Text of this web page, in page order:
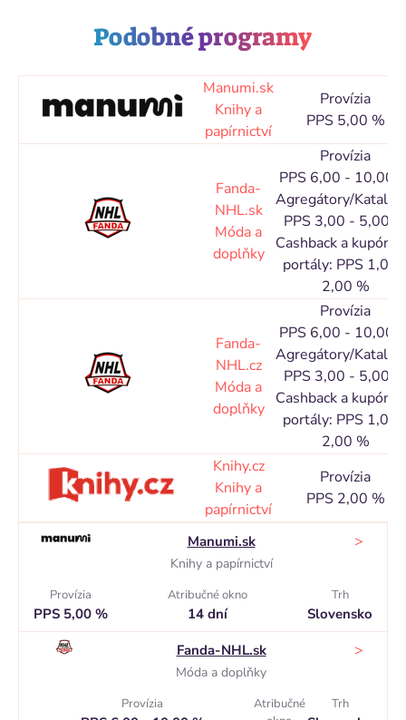
Podobné programy
Manumi.sk
Knihy a
papírnictví
Provízia
PPS 5,00 %
Fanda-
NHL.sk
Móda a
doplňky
Provízia
PPS 6,00 - 10,00
Agregátory/
PPS 3,00 - 5,00 %
Cashback a
portály: PPS 1,00
2,00 %
Fanda-
NHL.cz
Móda a
doplňky
Provízia
PPS 6,00 - 10,00
Agregátory/
PPS 3,00 - 5,00 %
Cashback a
portály: PPS 1,00
2,00 %
Knihy.cz
Knihy a
papírnictví
Provízia
PPS 2,00 %
Manumi.sk
Knihy a papírnictví
>
Provízia
PPS 5,00 %
Atribučné okno
14 dní
Trh
Slovensko
Fanda-NHL.sk
Móda a doplňky
>
Provízia
Atribučné
Trh